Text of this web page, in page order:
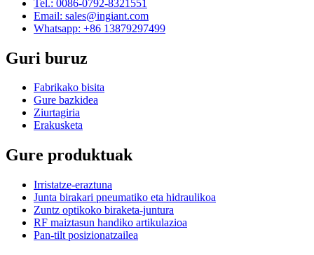
Tel.: 0086-0792-8321551
Email: sales@ingiant.com
Whatsapp: +86 13879297499
Guri buruz
Fabrikako bisita
Gure bazkidea
Ziurtagiria
Erakusketa
Gure produktuak
Irristatze-eraztuna
Junta birakari pneumatiko eta hidraulikoa
Zuntz optikoko biraketa-juntura
RF maiztasun handiko artikulazioa
Pan-tilt posizionatzailea